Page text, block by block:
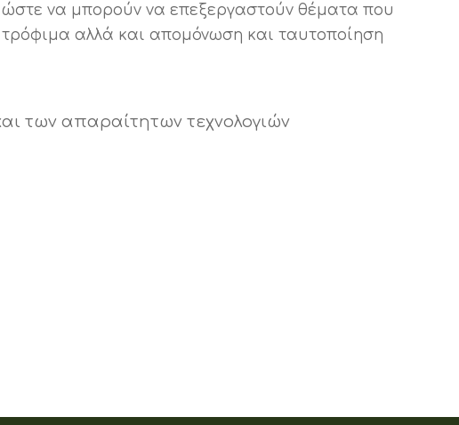
ώστε να μπορούν να επεξεργαστούν θέματα που
τρόφιμα αλλά και απομόνωση και ταυτοποίηση
των απαραίτητων τεχνολογιών